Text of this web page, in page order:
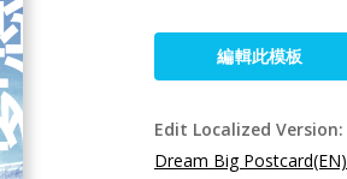
編輯此模板
Edit Localized Version:
Dream Big Postcard(EN)